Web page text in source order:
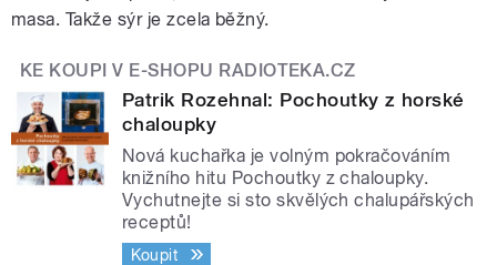
masa. Takže sýr je zcela běžný.
KE KOUPI V E-SHOPU RADIOTEKA.CZ
Patrik Rozehnal: Pochoutky z horské
chaloupky
Nová kuchařka je volným pokračováním
knižního hitu Pochoutky z chaloupky.
Vychutnejte si sto skvělých chalupářských
receptů!
Koupit